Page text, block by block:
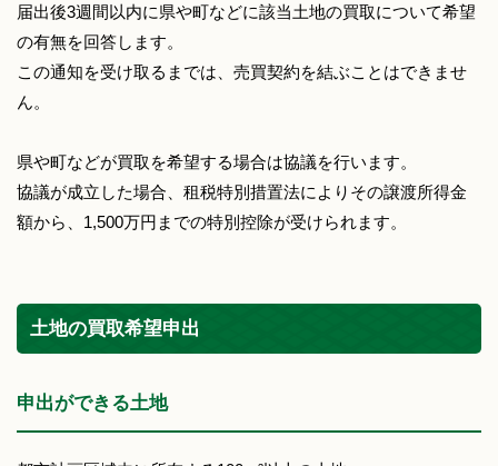
届出後3週間以内に県や町などに該当土地の買取について希望
の有無を回答します。
この通知を受け取るまでは、売買契約を結ぶことはできませ
ん。
県や町などが買取を希望する場合は協議を行います。
協議が成立した場合、租税特別措置法によりその譲渡所得金
額から、1,500万円までの特別控除が受けられます。
土地の買取希望申出
申出ができる土地